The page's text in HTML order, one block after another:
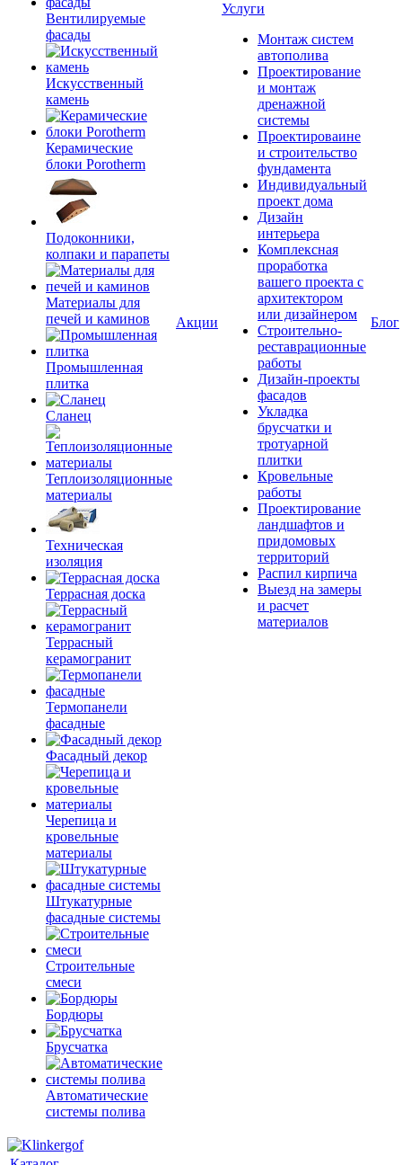
Вентилируемые
фасады
Искусственный
камень
Керамические
блоки Porotherm
Подоконники,
колпаки и парапеты
Материалы для
печей и каминов
Промышленная
плитка
Сланец
Теплоизоляционные
материалы
Техническая
изоляция
Террасная доска
Террасный
керамогранит
Термопанели
фасадные
Фасадный декор
Черепица и
кровельные
материалы
Штукатурные
фасадные системы
Строительные
смеси
Бордюры
Брусчатка
Автоматические
системы полива
Акции
Услуги
Монтаж систем
автополива
Проектирование
и монтаж
дренажной
системы
Проектироваине
и строительство
фундамента
Индивидуальный
проект дома
Дизайн
интерьера
Комплексная
проработка
вашего проекта с
архитектором
или дизайнером
Строительно-
реставрационные
работы
Дизайн-проекты
фасадов
Укладка
брусчатки и
тротуарной
плитки
Кровельные
работы
Проектирование
ландшафтов и
придомовых
территорий
Распил кирпича
Выезд на замеры
и расчет
материалов
Блог